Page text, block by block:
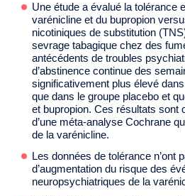
Une étude a évalué la tolérance
varénicline et du bupropion
nicotiniques de substitution
sevrage tabagique chez des
antécédents de troubles
d’abstinence continue des
significativement plus élevé
que dans le groupe placebo et
et bupropion. Ces résultats sont
d’une méta-analyse Cochrane
de la varénicline.
Les données de tolérance n’ont
d’augmentation du risque des
neuropsychiatriques de la